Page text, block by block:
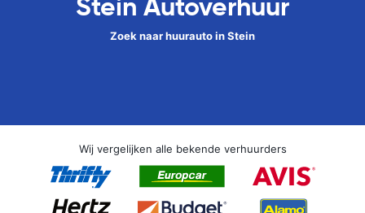
Stein Autoverhuur
Zoek naar huurauto in Stein
Wij vergelijken alle bekende verhuurders